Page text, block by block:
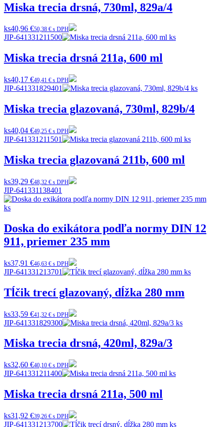
Miska trecia drsná, 730ml, 829a/4
ks40,96 €50,38 € s DPH
JIP-641331211500
Miska trecia drsná 211a, 600 ml
ks40,17 €49,41 € s DPH
JIP-641331829401
Miska trecia glazovaná, 730ml, 829b/4
ks40,04 €49,25 € s DPH
JIP-641331211501
Miska trecia glazovaná 211b, 600 ml
ks39,29 €48,32 € s DPH
JIP-641331138401
Doska do exikátora podľa normy DIN 12
911, priemer 235 mm
ks37,91 €46,63 € s DPH
JIP-641331213701
Tĺčik trecí glazovaný, dĺžka 280 mm
ks33,59 €41,32 € s DPH
JIP-641331829300
Miska trecia drsná, 420ml, 829a/3
ks32,60 €40,10 € s DPH
JIP-641331211400
Miska trecia drsná 211a, 500 ml
ks31,92 €39,26 € s DPH
JIP-641331213700